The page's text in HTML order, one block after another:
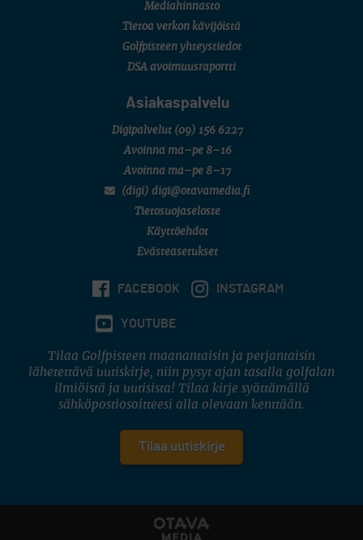
Mediahinnasto
Tietoa verkon kävijöistä
Golfpisteen yhteystiedot
DSA avoimuusraportti
Asiakaspalvelu
Digipalvelut (09) 156 6227
Avoinna ma–pe 8–16
Avoinna ma–pe 8–17
(digi) digi@otavamedia.fi
Tietosuojaseloste
Käyttöehdot
Evästeasetukset
FACEBOOK INSTAGRAM
YOUTUBE
Tilaa Golfpisteen maanantaisin ja perjantaisin
lähetettävä uutiskirje, niin pysyt ajan tasalla golfalan
ilmiöistä ja uutisista! Tilaa kirje syöttämällä
sähköpostiosoitteesi alla olevaan kenttään.
Tilaa uutiskirje